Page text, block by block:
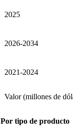
2025
2026-2034
2021-2024
Valor (millones de
Por tipo de producto